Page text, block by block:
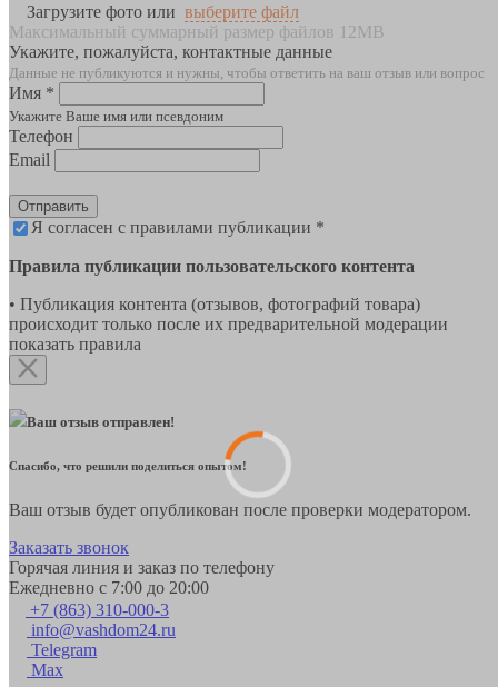
Загрузите фото или выберите файл
Максимальный суммарный размер файлов 12MB
Укажите, пожалуйста, контактные данные
Данные не публикуются и нужны, чтобы ответить на ваш отзыв или вопрос
Имя *
Укажите Ваше имя или псевдоним
Телефон
Email
Отправить
Я согласен с правилами публикации *
Правила публикации пользовательского контента
• Публикация контента (отзывов, фотографий товара)
происходит только после их предварительной модерации
показать правила
Ваш отзыв отправлен!
Спасибо, что решили поделиться опытом!
Ваш отзыв будет опубликован после проверки модератором.
Заказать звонок
Горячая линия и заказ по телефону
Ежедневно с 7:00 до 20:00
+7 (863) 310-000-3
info@vashdom24.ru
Telegram
Max